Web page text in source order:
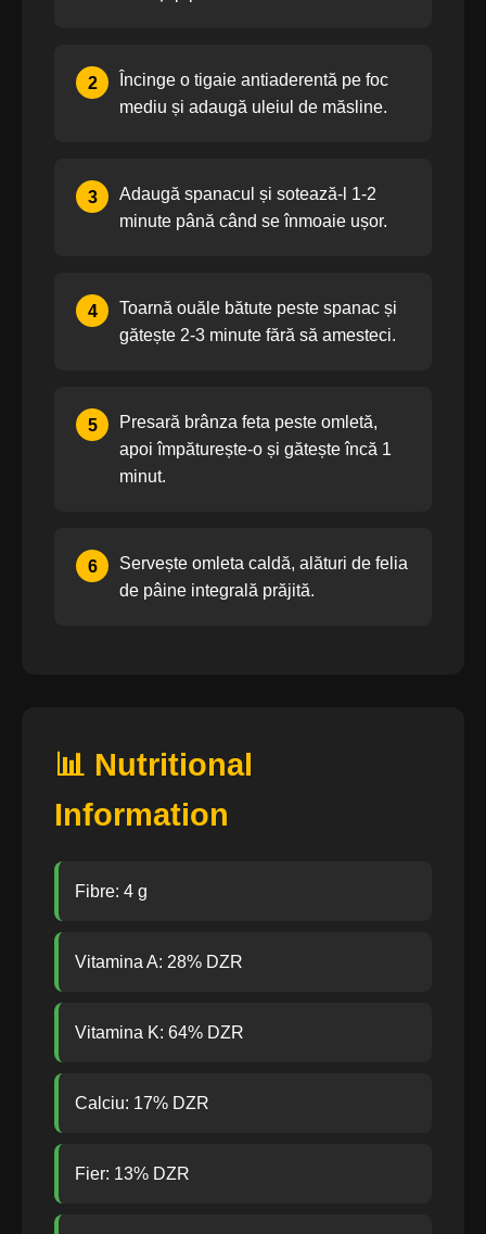
2
Încinge o tigaie antiaderentă pe foc
mediu și adaugă uleiul de măsline.
3
Adaugă spanacul și sotează-l 1-2
minute până când se înmoaie ușor.
4
Toarnă ouăle bătute peste spanac și
gătește 2-3 minute fără să amesteci.
5
Presară brânza feta peste omletă,
apoi împăturește-o și gătește încă 1
minut.
6
Servește omleta caldă, alături de felia
de pâine integrală prăjită.
📊 Nutritional
Information
Fibre: 4 g
Vitamina A: 28% DZR
Vitamina K: 64% DZR
Calciu: 17% DZR
Fier: 13% DZR